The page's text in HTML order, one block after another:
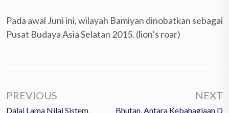
Pada awal Juni ini, wilayah Bamiyan dinobatkan sebagai
Pusat Budaya Asia Selatan 2015. (lion’s roar)
PREVIOUS
Dalai Lama Nilai Sistem
NEXT
Bhutan, Antara Kebahagiaan D